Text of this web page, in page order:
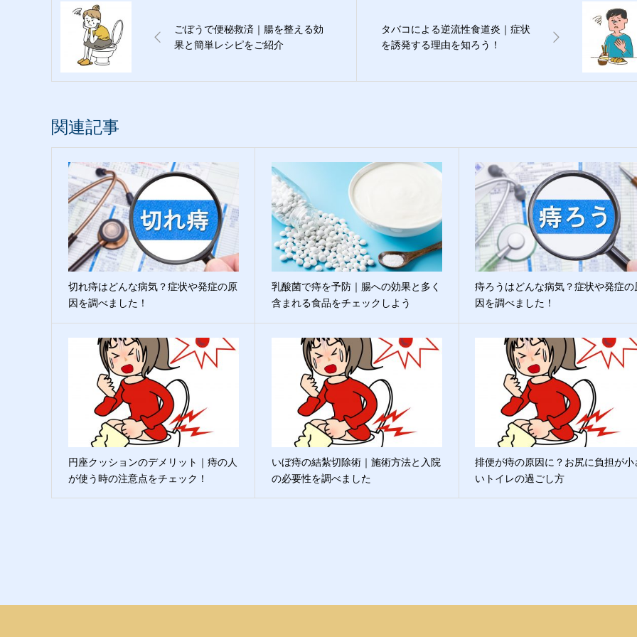
ごぼうで便秘救済｜腸を整える効
果と簡単レシピをご紹介
タバコによる逆流性食道炎｜症状
を誘発する理由を知ろう！
関連記事
切れ痔はどんな病気？症状や発症の原
因を調べました！
乳酸菌で痔を予防｜腸への効果と多く
含まれる食品をチェックしよう
痔ろうはどんな病気？症状や発症の
因を調べました！
円座クッションのデメリット｜痔の人
が使う時の注意点をチェック！
いぼ痔の結紮切除術｜施術方法と入院
の必要性を調べました
排便が痔の原因に？お尻に負担が小
いトイレの過ごし方